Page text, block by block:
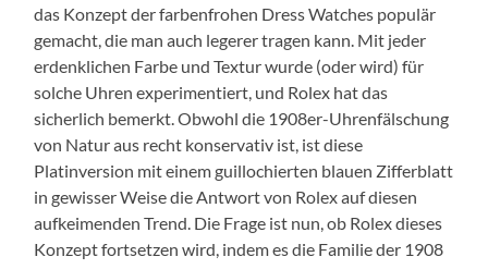
das Konzept der farbenfrohen Dress Watches populär
gemacht, die man auch legerer tragen kann. Mit jeder
erdenklichen Farbe und Textur wurde (oder wird) für
solche Uhren experimentiert, und Rolex hat das
sicherlich bemerkt. Obwohl die 1908er-Uhrenfälschung
von Natur aus recht konservativ ist, ist diese
Platinversion mit einem guillochierten blauen Zifferblatt
in gewisser Weise die Antwort von Rolex auf diesen
aufkeimenden Trend. Die Frage ist nun, ob Rolex dieses
Konzept fortsetzen wird, indem es die Familie der 1908